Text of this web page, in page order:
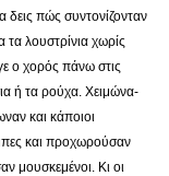
δεις πώς συντονίζονταν
τα λουστρίνια χωρίς
ο χορός πάνω στις
ή τα ρούχα. Χειμώνα-
και κάποιοι
και προχωρούσαν
μουσκεμένοι. Κι οι